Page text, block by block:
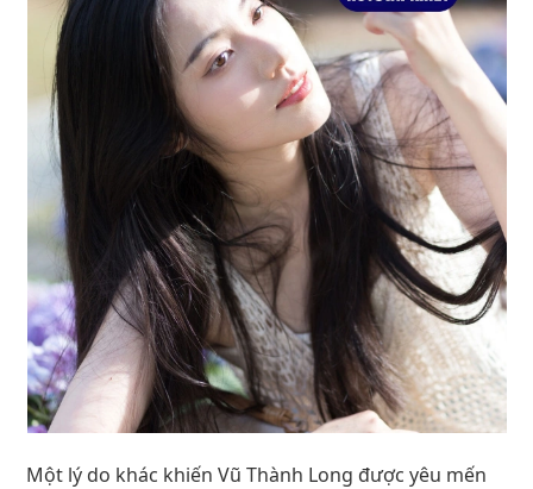
Một lý do khác khiến Vũ Thành Long được yêu mến